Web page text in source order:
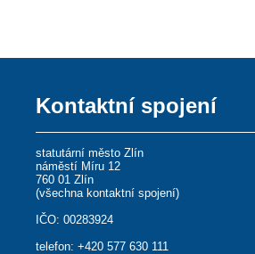
Kontaktní spojení
statutární město Zlín
náměstí Míru 12
760 01 Zlín
(všechna kontaktní spojení)
IČO: 00283924
telefon:+420 577 630 111